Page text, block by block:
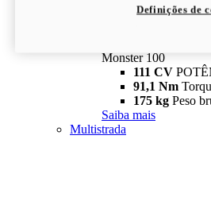
Monster
Monster 100
111 CV
91,1 Nm
175 kg Peso
Saiba mais
Multistrada
Definições de